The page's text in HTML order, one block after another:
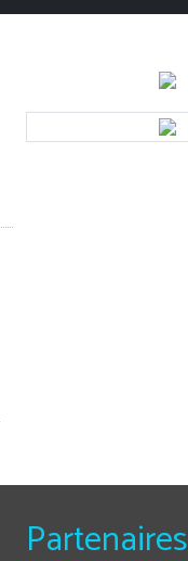
Partenaires